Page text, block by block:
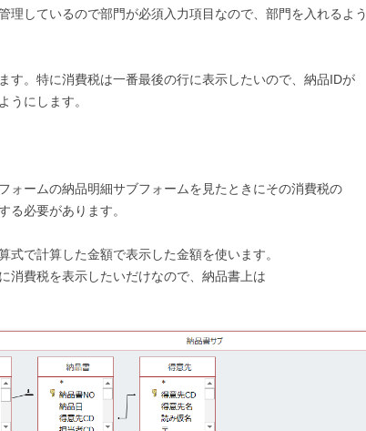
理しているので部門が必須入力項目なので、部門を入れるよう
す。特に消費税は一番最後の行に表示したいので、納品IDが
うにします。
ォームの納品明細サブフォームを見たときにその消費税の
る必要があります。
式で計算した金額で表示した金額を使います。
消費税を表示したいだけなので、納品書上は